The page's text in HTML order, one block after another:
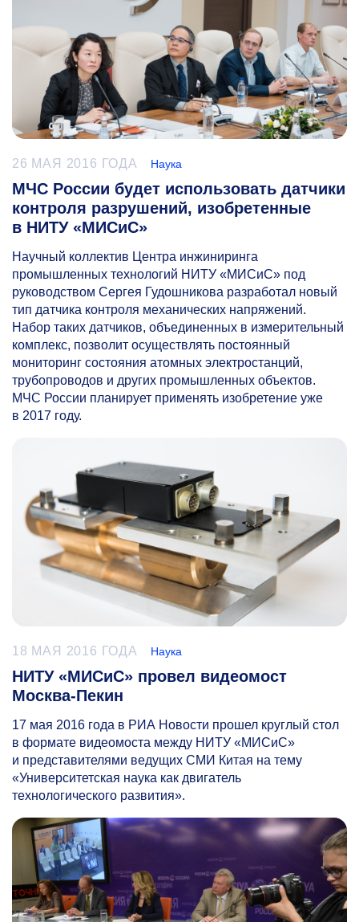
26 МАЯ 2016 ГОДА Наука
МЧС России будет использовать датчики
контроля разрушений, изобретенные
в НИТУ «МИСиС»
Научный коллектив Центра инжиниринга
промышленных технологий НИТУ «МИСиС» под
руководством Сергея Гудошникова разработал новый
тип датчика контроля механических напряжений.
Набор таких датчиков, объединенных в измерительный
комплекс, позволит осуществлять постоянный
мониторинг состояния атомных электростанций,
трубопроводов и других промышленных объектов.
МЧС России планирует применять изобретение уже
в 2017 году.
18 МАЯ 2016 ГОДА Наука
НИТУ «МИСиС» провел видеомост
Москва-Пекин
17 мая 2016 года в РИА Новости прошел круглый стол
в формате видеомоста между НИТУ «МИСиС»
и представителями ведущих СМИ Китая на тему
«Университетская наука как двигатель
технологического развития».